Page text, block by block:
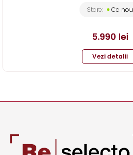
Stare: Ca nou
5.990 lei
Vezi detalii